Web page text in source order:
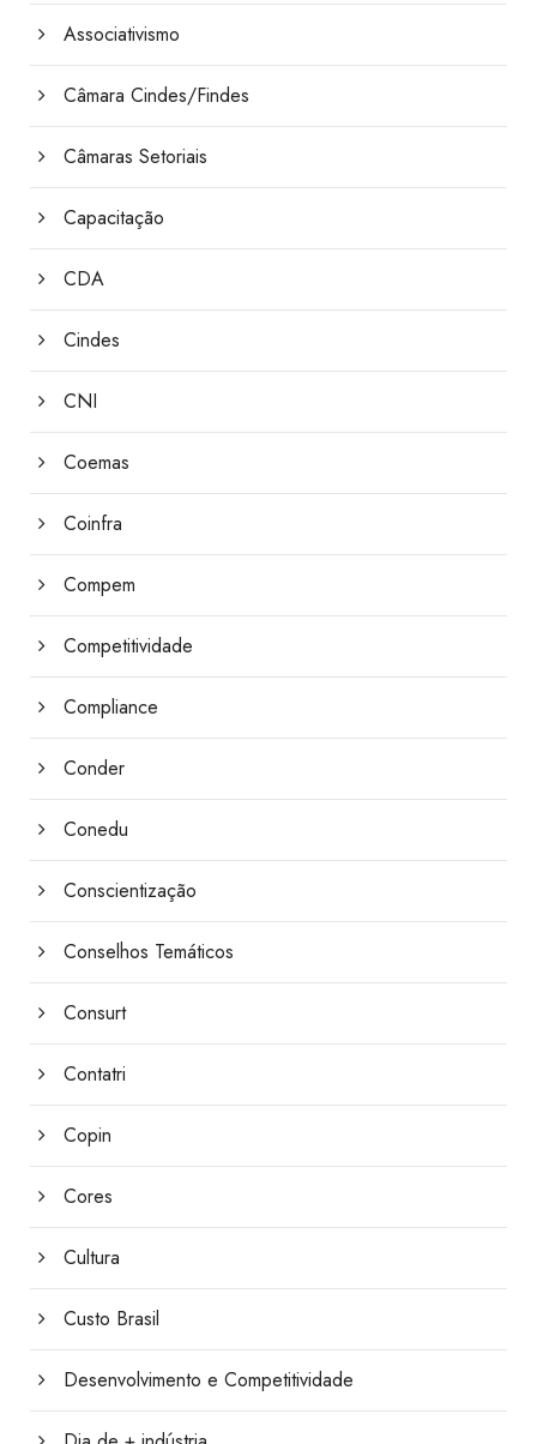
Associativismo
Câmara Cindes/Findes
Câmaras Setoriais
Capacitação
CDA
Cindes
CNI
Coemas
Coinfra
Compem
Competitividade
Compliance
Conder
Conedu
Conscientização
Conselhos Temáticos
Consurt
Contatri
Copin
Cores
Cultura
Custo Brasil
Desenvolvimento e Competitividade